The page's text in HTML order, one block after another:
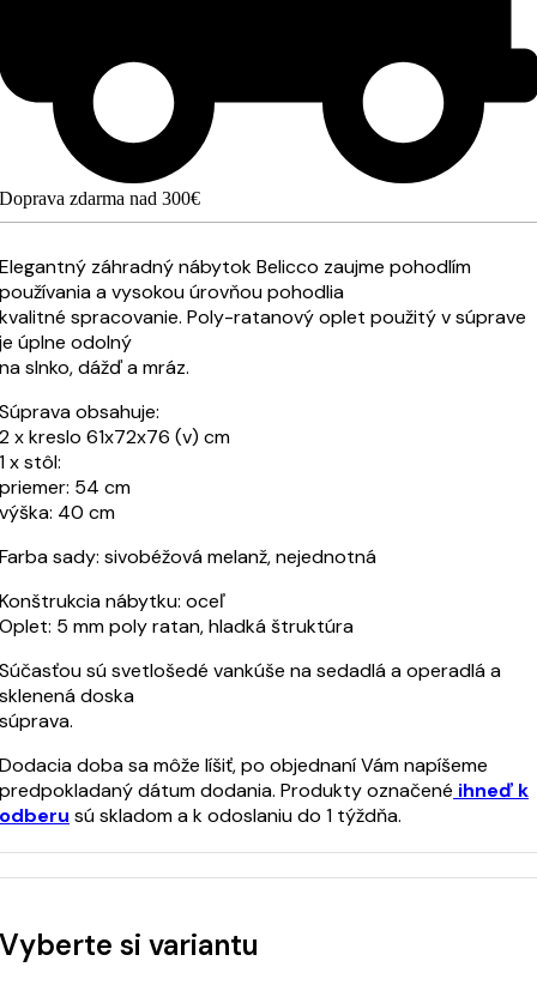
Doprava zdarma nad 300€
Elegantný záhradný nábytok Belicco zaujme pohodlím
používania a vysokou úrovňou pohodlia
kvalitné spracovanie. Poly-ratanový oplet použitý v súprave
je úplne odolný
na slnko, dážď a mráz.
Súprava obsahuje:
2 x kreslo 61x72x76 (v) cm
1 x stôl:
priemer: 54 cm
výška: 40 cm
Farba sady: sivobéžová melanž, nejednotná
Konštrukcia nábytku: oceľ
Oplet: 5 mm poly ratan, hladká štruktúra
Súčasťou sú svetlošedé vankúše na sedadlá a operadlá a
sklenená doska
súprava.
Dodacia doba sa môže líšiť, po objednaní Vám napíšeme
predpokladaný dátum dodania. Produkty označené ihneď k
odberu sú skladom a k odoslaniu do 1 týždňa.
Vyberte si variantu